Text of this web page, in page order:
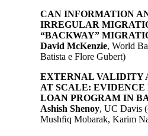
CAN INFORMATION
IRREGULAR
“BACKWAY”
David McKenzie, World
Batista e Flore Gubert)
EXTERNAL VALIDITY
AT SCALE:
LOAN PROGRAM IN
Ashish Shenoy, UC Davis
Mushﬁq Mobarak, Karim